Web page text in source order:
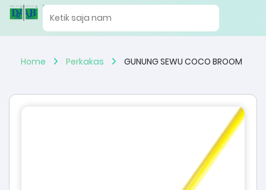
Home Perkakas GUNUNG SEWU COCO BROOM